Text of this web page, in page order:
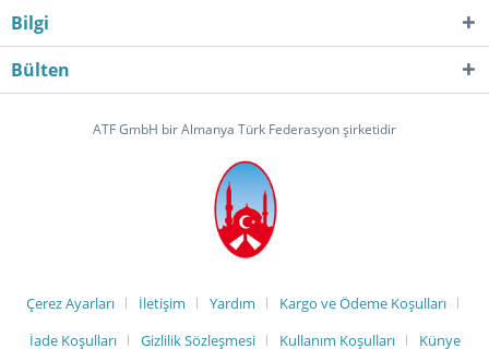
Bilgi
Bülten
ATF GmbH bir Almanya Türk Federasyon şirketidir
Çerez Ayarları İletişim Yardım
Kargo ve Ödeme Koşulları
İade Koşulları
Gizlilik Sözleşmesi Kullanım Koşulları Künye